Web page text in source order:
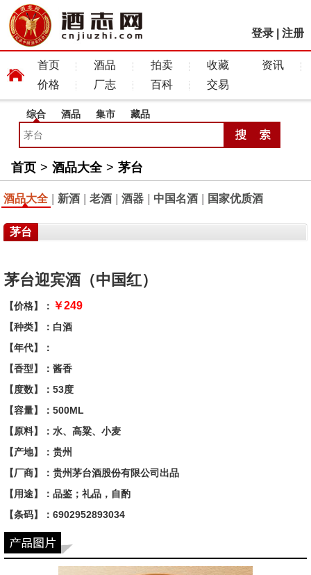
登录 注册
首页 酒品 拍卖 收藏
资讯
价格
厂志 百科 交易
综合 酒品 集市 藏品
首页 > 酒品大全 > 茅台
酒品大全 新酒 老酒 酒器 中国名酒 国家优质酒
茅台
茅台迎宾酒（中国红）
【价格】： ￥249
【种类】：白酒
【年代】：
【香型】：酱香
【度数】：53度
【容量】：500ML
【原料】：水、高粱、小麦
【产地】：贵州
【厂商】：贵州茅台酒股份有限公司出品
【用途】：品鉴；礼品，自酌
【条码】：6902952893034